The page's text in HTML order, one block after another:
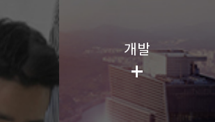
개발
+